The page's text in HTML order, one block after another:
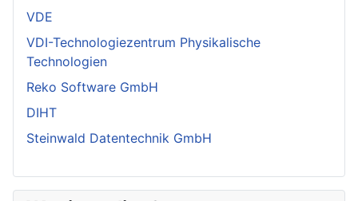
VDE
VDI-Technologiezentrum Physikalische
Technologien
Reko Software GmbH
DIHT
Steinwald Datentechnik GmbH